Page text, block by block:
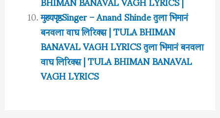
मुख्यपृष्ठSinger – Anand Shinde तुला भिमानं
बनवला वाघ लिरिक्स | TULA BHIMAN
BANAVAL VAGH LYRICS तुला भिमानं बनवला
वाघ लिरिक्स | TULA BHIMAN BANAVAL
VAGH LYRICS